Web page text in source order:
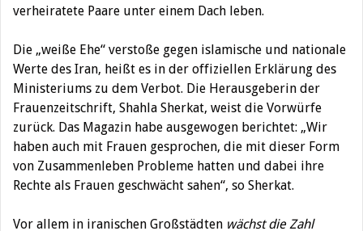
verheiratete Paare unter einem Dach leben.
Die „weiße Ehe“ verstoße gegen islamische und nationale
Werte des Iran, heißt es in der offiziellen Erklärung des
Ministeriums zu dem Verbot. Die Herausgeberin der
Frauenzeitschrift, Shahla Sherkat, weist die Vorwürfe
zurück. Das Magazin habe ausgewogen berichtet: „Wir
haben auch mit Frauen gesprochen, die mit dieser Form
von Zusammenleben Probleme hatten und dabei ihre
Rechte als Frauen geschwächt sahen“, so Sherkat.
Vor allem in iranischen Großstädten wächst die Zahl